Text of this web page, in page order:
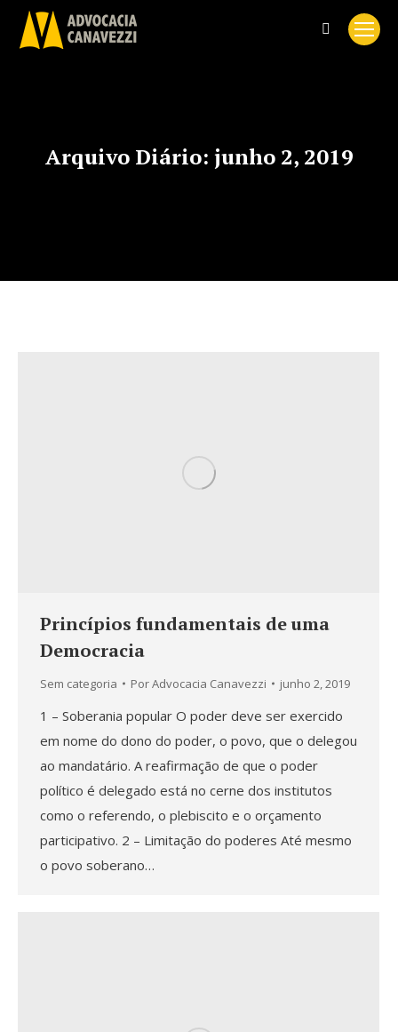
Search:
Arquivo Diário: junho 2, 2019
Princípios fundamentais de uma
Democracia
Sem categoria PorAdvocacia Canavezzi junho 2, 2019
1 – Soberania popular O poder deve ser exercido
em nome do dono do poder, o povo, que o delegou
ao mandatário. A reafirmação de que o poder
político é delegado está no cerne dos institutos
como o referendo, o plebiscito e o orçamento
participativo. 2 – Limitação do poderes Até mesmo
o povo soberano…